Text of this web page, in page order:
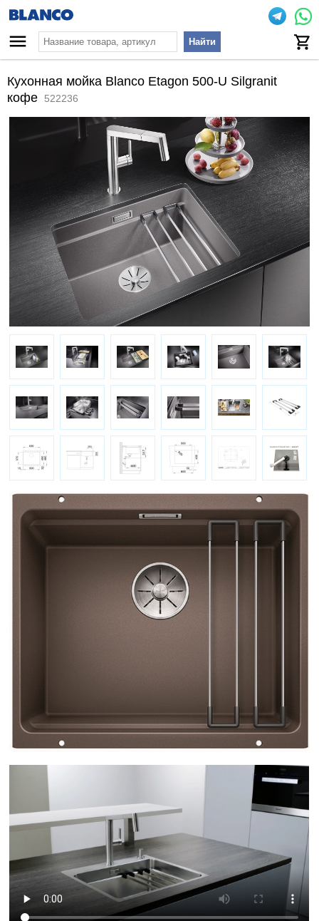
Найти
Кухонная мойка Blanco Etagon 500-U Silgranit
кофе
522236